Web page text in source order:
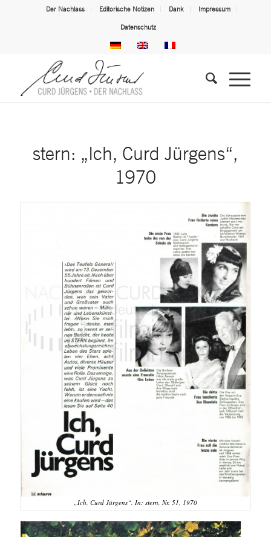
Der Nachlass Editorische Notizen Dank Impressum
Datenschutz
stern: „Ich, Curd Jürgens“,
1970
„Ich, Curd Jürgens“. In: stern, Nr. 51, 1970